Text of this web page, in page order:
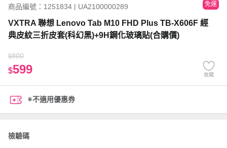
商品編號：1251834 | UA2100000289 免運
VXTRA 聯想 Lenovo Tab M10 FHD Plus TB-X606F 經
典皮紋三折皮套(科幻黑)+9H鋼化玻璃貼(合購價)
$800
$599 收藏
※不適用優惠券
檢驗碼